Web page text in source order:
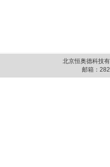
北京恒奥德科技
邮箱：